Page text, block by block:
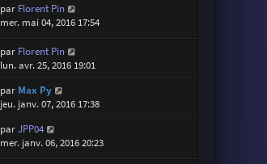
par Florent Pin
mer. mai 04, 2016 17:54
par Florent Pin
lun. avr. 25, 2016 19:01
par Max Py
jeu. janv. 07, 2016 17:38
parJPP04
mer. janv. 06, 2016 20:23